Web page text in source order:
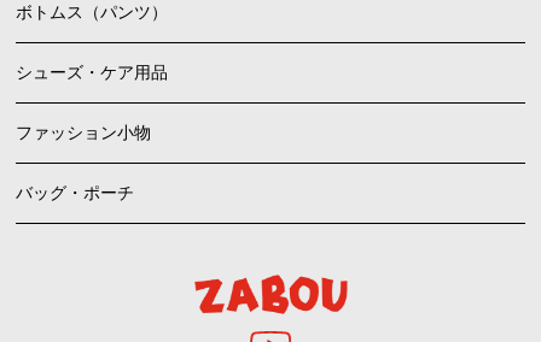
ボトムス（パンツ）
シューズ・ケア用品
ファッション小物
バッグ・ポーチ